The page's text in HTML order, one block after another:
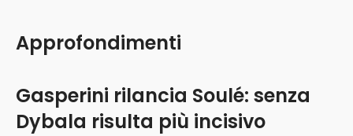
Gasperini rilancia Soulé: senza
Dybala risulta più incisivo
Approfondimenti